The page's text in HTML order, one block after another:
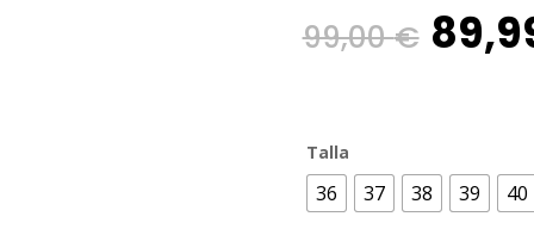
99,00€
was:
Talla
36 37 38 39 40